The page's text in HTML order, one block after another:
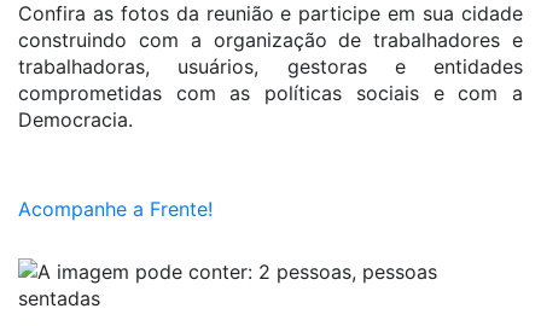
Confira as fotos da reunião e participe em sua cidade
construindo com a organização de trabalhadores e
trabalhadoras, usuários, gestoras e entidades
comprometidas com as políticas sociais e com a
Democracia.
Acompanhe a Frente!